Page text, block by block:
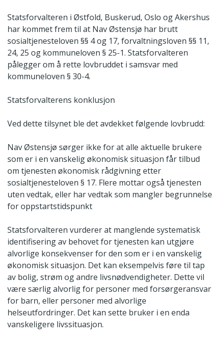
Statsforvalteren i Østfold, Buskerud, Oslo og Akershus
har kommet frem til at Nav Østensjø har brutt
sosialtjenesteloven §§ 4 og 17, forvaltningsloven §§ 11,
24, 25 og kommuneloven § 25-1. Statsforvalteren
pålegger om å rette lovbruddet i samsvar med
kommuneloven § 30-4.
Statsforvalterens konklusjon
Ved dette tilsynet ble det avdekket følgende lovbrudd:
Nav Østensjø sørger ikke for at alle aktuelle brukere
som er i en vanskelig økonomisk situasjon får tilbud
om tjenesten økonomisk rådgivning etter
sosialtjenesteloven § 17. Flere mottar også tjenesten
uten vedtak, eller har vedtak som mangler begrunnelse
for oppstartstidspunkt
Statsforvalteren vurderer at manglende systematisk
identifisering av behovet for tjenesten kan utgjøre
alvorlige konsekvenser for den som er i en vanskelig
økonomisk situasjon. Det kan eksempelvis føre til tap
av bolig, strøm og andre livsnødvendigheter. Dette vil
være særlig alvorlig for personer med forsørgeransvar
for barn, eller personer med alvorlige
helseutfordringer. Det kan sette bruker i en enda
vanskeligere livssituasjon.